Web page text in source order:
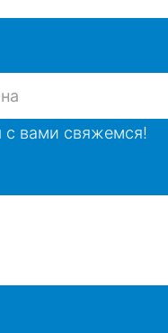
с вами свяжемся!